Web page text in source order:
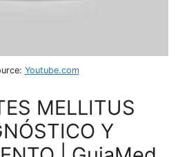
Youtube.com
MELLITUS
Y